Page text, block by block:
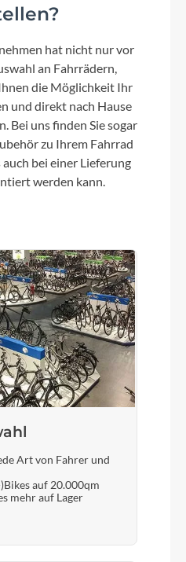
Motor
Line 25/75Nm
Nabe
M6000, Centerlock
25 kg
Lux LED mit Fernlicht
545
hat nicht nur vor
an Fahrrädern,
die Möglichkeit Ihr
und direkt nach Hause
Bei uns finden Sie sogar
zu Ihrem Fahrrad
bei einer Lieferung
werden kann.
Art von Fahrer und
auf 20.000qm
mehr auf Lager